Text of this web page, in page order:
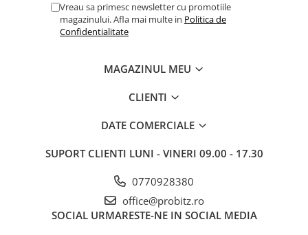
Vreau sa primesc newsletter cu promotiile
magazinului. Afla mai multe in Politica de
Confidentialitate
MAGAZINUL MEU
CLIENTI
DATE COMERCIALE
SUPORT CLIENTI LUNI - VINERI 09.00 - 17.30
0770928380
office@probitz.ro
SOCIAL URMARESTE-NE IN SOCIAL MEDIA